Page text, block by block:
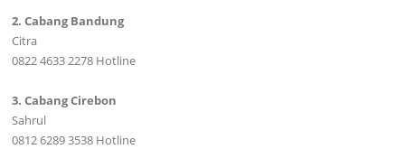
2. Cabang Bandung
Citra
0822 4633 2278 Hotline
3. Cabang Cirebon
Sahrul
0812 6289 3538 Hotline